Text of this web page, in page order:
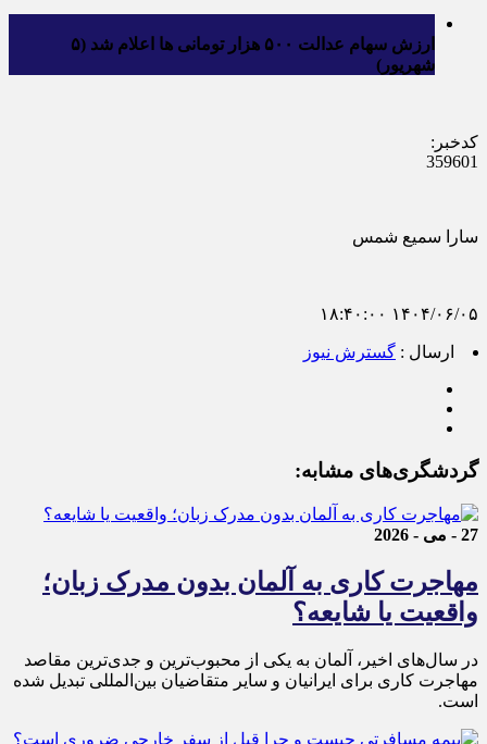
ارزش سهام عدالت ۵۰۰ هزار تومانی ها اعلام شد (۵
شهریور)
کدخبر:
359601
سارا سمیع شمس
۱۴۰۴/۰۶/۰۵ ۱۸:۴۰:۰۰
ارسال : گسترش نیوز
گردشگری‌های مشابه:
27 - می - 2026
مهاجرت کاری به آلمان بدون مدرک زبان؛
واقعیت یا شایعه؟
در سال‌های اخیر، آلمان به یکی از محبوب‌ترین و جدی‌ترین مقاصد
مهاجرت کاری برای ایرانیان و سایر متقاضیان بین‌المللی تبدیل شده
است.